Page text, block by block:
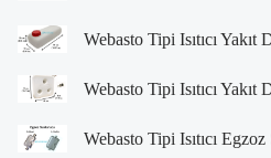
Webasto Tipi Isıtıcı Yakıt
Webasto Tipi Isıtıcı Yakıt
Webasto Tipi Isıtıcı